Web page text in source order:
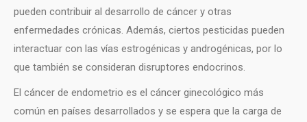
pueden contribuir al desarrollo de cáncer y otras
enfermedades crónicas. Además, ciertos pesticidas pueden
interactuar con las vías estrogénicas y androgénicas, por lo
que también se consideran disruptores endocrinos.
El cáncer de endometrio es el cáncer ginecológico más
común en países desarrollados y se espera que la carga de